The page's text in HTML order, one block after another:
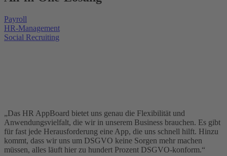
Payroll
HR-Management
Social Recruiting
„Das HR AppBoard bietet uns genau die Flexibilität und
Anwendungsvielfalt, die wir in unserem Business brauchen. Es gibt
für fast jede Herausforderung eine App, die uns schnell hilft. Hinzu
kommt, dass wir uns um DSGVO keine Sorgen mehr machen
müssen, alles läuft hier zu hundert Prozent DSGVO-konform.“